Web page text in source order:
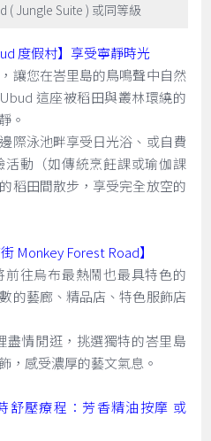
( Jungle Suite ) 或同等級
度假村】享受寧靜時光
讓您在峇里島的鳥鳴聲中自然
這座被稻田與叢林環繞的
。
際泳池畔享受日光浴、或自費
動（如傳統烹飪課或瑜伽課
稻田間散步，享受完全放空的
Monkey Forest Road】
往烏布最熱鬧也最具特色的
的藝廊、精品店、特色服飾店
盡情閒逛，挑選獨特的峇里島
，感受濃厚的藝文氣息。
舒壓療程：芳香精油按摩 或